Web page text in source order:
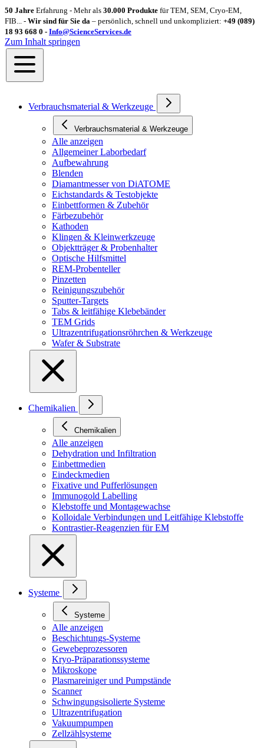
50 Jahre Erfahrung - Mehr als 30.000 Produkte für TEM, SEM, Cryo-EM,
FIB... - Wir sind für Sie da – persönlich, schnell und unkompliziert: +49 (089)
18 93 668 0 - Info@ScienceServices.de
Zum Inhalt springen
Verbrauchsmaterial & Werkzeuge
Verbrauchsmaterial & Werkzeuge
Alle anzeigen
Allgemeiner Laborbedarf
Aufbewahrung
Blenden
Diamantmesser von DiATOME
Eichstandards & Testobjekte
Einbettformen & Zubehör
Färbezubehör
Kathoden
Klingen & Kleinwerkzeuge
Objektträger & Probenhalter
Optische Hilfsmittel
REM-Probenteller
Pinzetten
Reinigungszubehör
Sputter-Targets
Tabs & leitfähige Klebebänder
TEM Grids
Ultrazentrifugationsröhrchen & Werkzeuge
Wafer & Substrate
Chemikalien
Chemikalien
Alle anzeigen
Dehydration und Infiltration
Einbettmedien
Eindeckmedien
Fixative und Pufferlösungen
Immunogold Labelling
Klebstoffe und Montagewachse
Kolloidale Verbindungen und Leitfähige Klebstoffe
Kontrastier-Reagenzien für EM
Systeme
Systeme
Alle anzeigen
Beschichtungs-Systeme
Gewebeprozessoren
Kryo-Präparationssysteme
Mikroskope
Plasmareiniger und Pumpstände
Scanner
Schwingungsisolierte Systeme
Ultrazentrifugation
Vakuumpumpen
Zellzählsysteme